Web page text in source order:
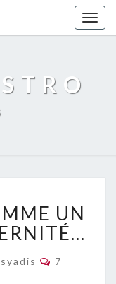
UN
7